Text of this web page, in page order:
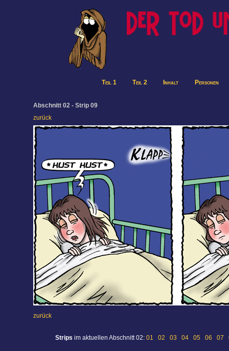
Teil 1 Teil 2 Inhalt Personen
Abschnitt 02 - Strip 09
zurück
zurück
Strips im aktuellen Abschnitt 02: 01 02 03 04 05 06 07